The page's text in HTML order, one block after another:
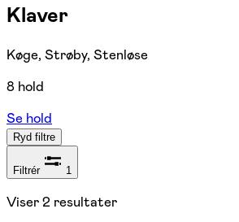
Klaver
Køge, Strøby, Stenløse
8 hold
Se hold
Ryd filtre
Filtrér 1
Viser2 resultater